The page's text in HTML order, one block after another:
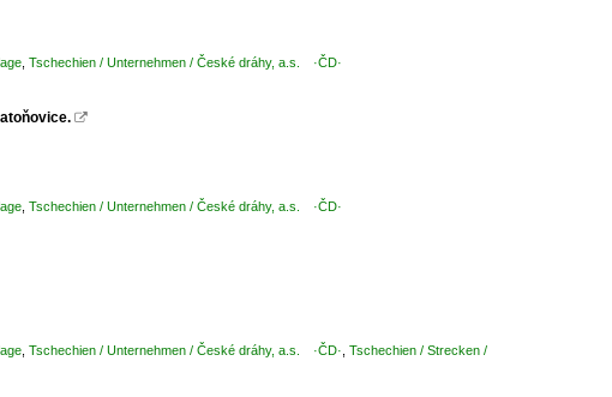
Tschechien / Unternehmen / České dráhy, a.s. ·ČD·

Tschechien / Unternehmen / České dráhy, a.s. ·ČD·
Tschechien / Unternehmen / České dráhy, a.s. ·ČD· Tschechien / Strecken /